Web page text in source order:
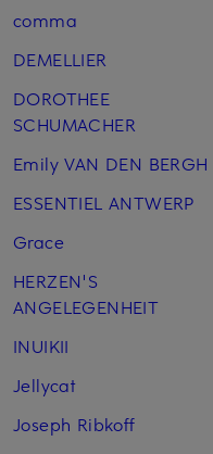
comma
DEMELLIER
DOROTHEE
SCHUMACHER
Emily VAN DEN BERGH
ESSENTIEL ANTWERP
Grace
HERZEN'S
ANGELEGENHEIT
INUIKII
Jellycat
Joseph Ribkoff